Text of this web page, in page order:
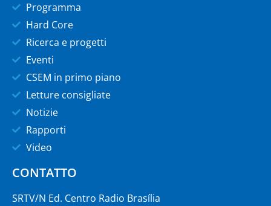
Programma
Hard Core
Ricerca e progetti
Eventi
CSEM in primo piano
Letture consigliate
Notizie
Rapporti
Video
CONTATTO
SRTV/N Ed. Centro Radio Brasília